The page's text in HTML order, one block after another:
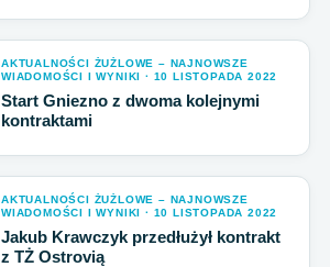
AKTUALNOŚCI ŻUŻLOWE – NAJNOWSZE
WIADOMOŚCI I WYNIKI · 10 LISTOPADA 2022
Start Gniezno z dwoma kolejnymi
kontraktami
AKTUALNOŚCI ŻUŻLOWE – NAJNOWSZE
WIADOMOŚCI I WYNIKI · 10 LISTOPADA 2022
Jakub Krawczyk przedłużył kontrakt
z TŻ Ostrovią